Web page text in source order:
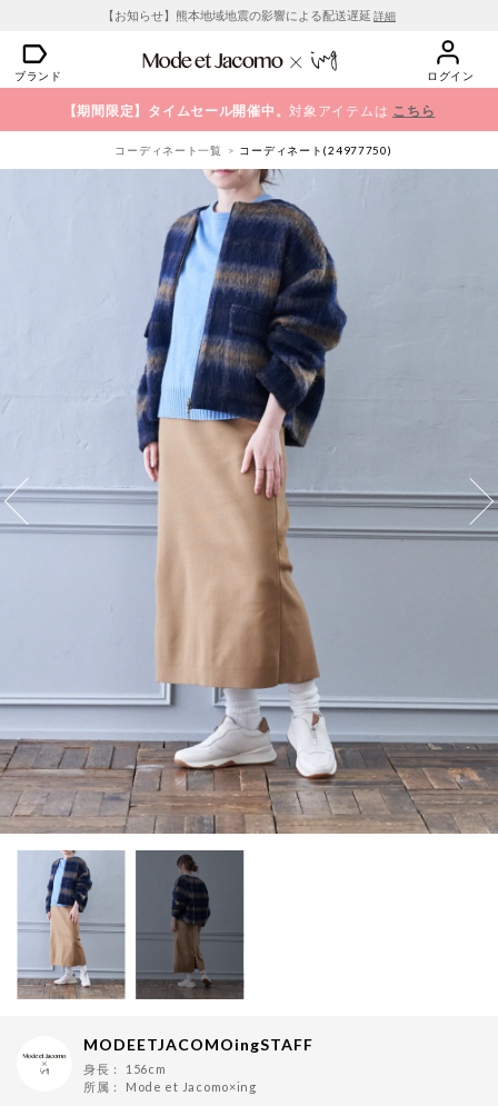
【お知らせ】熊本地域地震の影響による配送遅延 詳細
ブランド ログイン
【期間限定】タイムセール開催中。対象アイテムは こちら
コーディネート一覧 コーディネート(24977750)
MODEETJACOMOingSTAFF
身長：
156cm
所属： Mode et Jacomo×ing